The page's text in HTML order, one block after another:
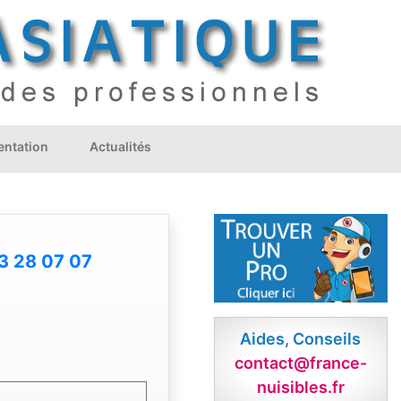
Actualités
28 07 07
Aides, Conseils
contact@france-
nuisibles.fr